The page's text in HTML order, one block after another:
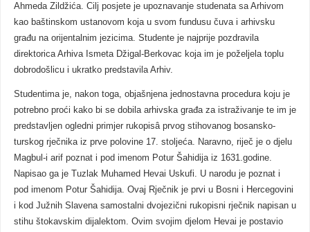
Ahmeda Zildžića. Cilj posjete je upoznavanje studenata sa Arhivom
kao baštinskom ustanovom koja u svom fundusu čuva i arhivsku
građu na orijentalnim jezicima. Studente je najprije pozdravila
direktorica Arhiva Ismeta Džigal-Berkovac koja im je poželjela toplu
dobrodošlicu i ukratko predstavila Arhiv.
Studentima je, nakon toga, objašnjena jednostavna procedura koju je
potrebno proći kako bi se dobila arhivska građa za istraživanje te im je
predstavljen ogledni primjer rukopisâ prvog stihovanog bosansko-
turskog rječnika iz prve polovine 17. stoljeća. Naravno, riječ je o djelu
Magbul-i arif poznat i pod imenom Potur Šahidija iz 1631.godine.
Napisao ga je Tuzlak Muhamed Hevai Uskufi. U narodu je poznat i
pod imenom Potur Šahidija. Ovaj Rječnik je prvi u Bosni i Hercegovini
i kod Južnih Slavena samostalni dvojezični rukopisni rječnik napisan u
stihu štokavskim dijalektom. Ovim svojim djelom Hevai je postavio